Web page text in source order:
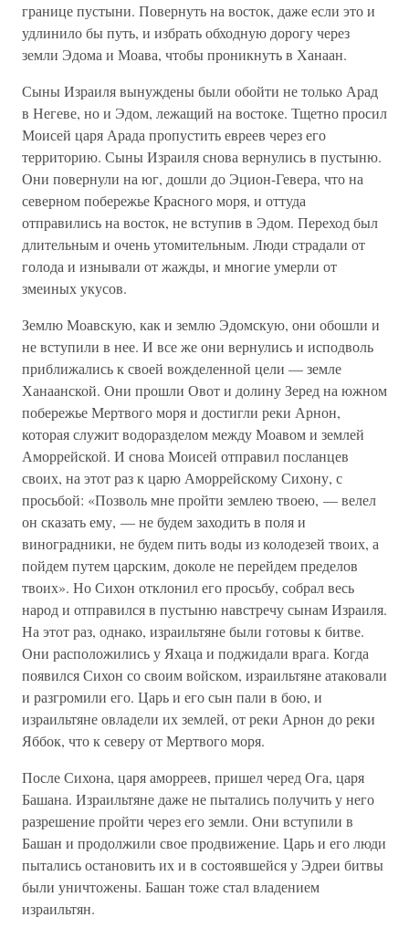
границе пустыни. Повернуть на восток, даже если это и
удлинило бы путь, и избрать обходную дорогу через
земли Эдома и Моава, чтобы проникнуть в Ханаан.
Сыны Израиля вынуждены были обойти не только Арад
в Негеве, но и Эдом, лежащий на востоке. Тщетно просил
Моисей царя Арада пропустить евреев через его
территорию. Сыны Израиля снова вернулись в пустыню.
Они повернули на юг, дошли до Эцион-Гевера, что на
северном побережье Красного моря, и оттуда
отправились на восток, не вступив в Эдом. Переход был
длительным и очень утомительным. Люди страдали от
голода и изнывали от жажды, и многие умерли от
змеиных укусов.
Землю Моавскую, как и землю Эдомскую, они обошли и
не вступили в нее. И все же они вернулись и исподволь
приближались к своей вожделенной цели — земле
Ханаанской. Они прошли Овот и долину Зеред на южном
побережье Мертвого моря и достигли реки Арнон,
которая служит водоразделом между Моавом и землей
Аморрейской. И снова Моисей отправил посланцев
своих, на этот раз к царю Аморрейскому Сихону, с
просьбой: «Позволь мне пройти землею твоею, — велел
он сказать ему, — не будем заходить в поля и
виноградники, не будем пить воды из колодезей твоих, а
пойдем путем царским, доколе не перейдем пределов
твоих». Но Сихон отклонил его просьбу, собрал весь
народ и отправился в пустыню навстречу сынам Израиля.
На этот раз, однако, израильтяне были готовы к битве.
Они расположились у Яхаца и поджидали врага. Когда
появился Сихон со своим войском, израильтяне атаковали
и разгромили его. Царь и его сын пали в бою, и
израильтяне овладели их землей, от реки Арнон до реки
Яббок, что к северу от Мертвого моря.
После Сихона, царя аморреев, пришел черед Ога, царя
Башана. Израильтяне даже не пытались получить у него
разрешение пройти через его земли. Они вступили в
Башан и продолжили свое продвижение. Царь и его люди
пытались остановить их и в состоявшейся у Эдреи битвы
были уничтожены. Башан тоже стал владением
израильтян.